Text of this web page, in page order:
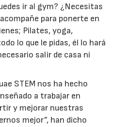
ir al gym? ¿Necesitas
para ponerte en
Pilates, yoga,
lo que le pidas, él lo hará
salir de casa ni
STEM nos ha hecho
a trabajar en
y mejorar nuestras
mejor”, han dicho